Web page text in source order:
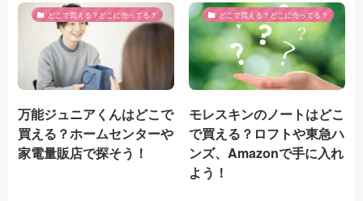
どこで買える？どこに売ってる？
万能ジュニアくんはどこで
買える？ホームセンターや
家電量販店で探そう！
どこで買える？どこに売ってる？
モレスキンのノートはどこ
で買える？ロフトや東急ハ
ンズ、Amazonで手に入れ
よう！